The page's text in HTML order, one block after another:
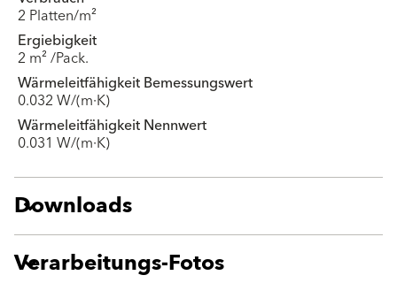
2 Platten/m²
Ergiebigkeit
2 m² /Pack.
Wärmeleitfähigkeit Bemessungswert
0.032 W/(m·K)
Wärmeleitfähigkeit Nennwert
0.031 W/(m·K)
Downloads
Verarbeitungs-Fotos